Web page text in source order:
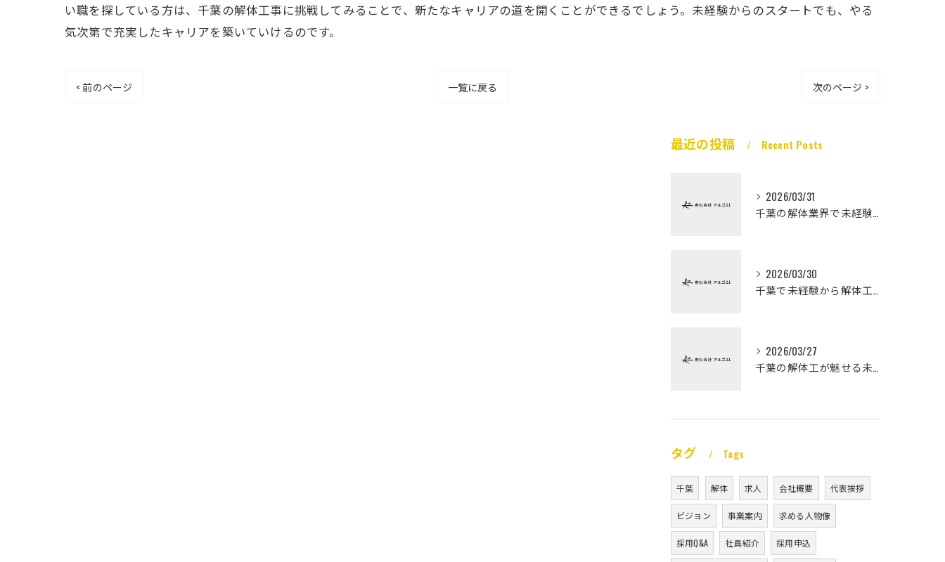
い職を探している方は、千葉の解体工事に挑戦してみることで、新たなキャリアの道を開くことができるでしょう。未経験からのスタートでも、やる
気次第で充実したキャリアを築いていけるのです。
< 前のページ 一覧に戻る 次のページ >
最近の投稿 Recent Posts
2026/03/31
千葉の解体業界で未経験から高収入を実現
2026/03/30
千葉で未経験から解体工になる道
2026/03/27
千葉の解体工が魅せる未経験高収入
タグ Tags
千葉 解体 求人 会社概要 代表挨拶
ビジョン 事業案内 求める人物像
採用Q&A 社員紹介 採用申込